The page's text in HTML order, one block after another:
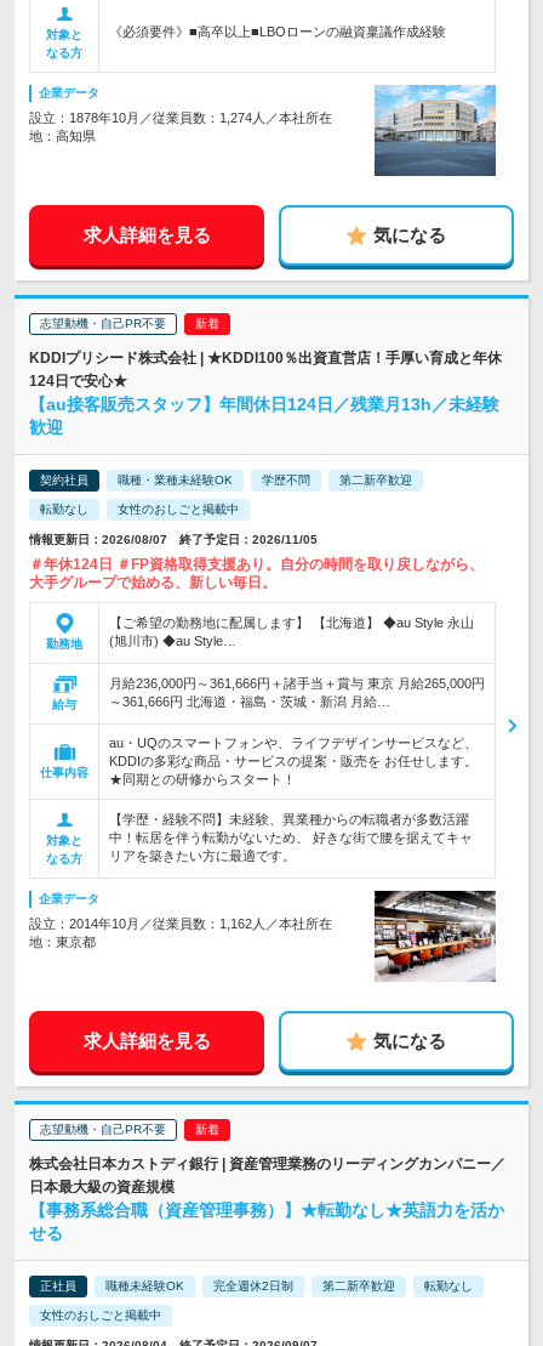
対象と
なる方
《必須要件》■高卒以上■LBOローンの融資稟議作成経験
企業データ
設立：1878年10月／従業員数：1,274人／本社所在
地：高知県
求人詳細を見る 気になる
志望動機・自己PR不要
KDDIプリシード株式会社 | ★KDDI100％出資直営店！手厚い育成と年休
124日で安心★
【au接客販売スタッフ】年間休日124日／残業月13h／未経験
歓迎
契約社員 職種・業種未経験OK 学歴不問 第二新卒歓迎
転勤なし 女性のおしごと掲載中
情報更新日：2026/08/07 終了予定日：2026/11/05
＃年休124日 ＃FP資格取得支援あり。自分の時間を取り戻しながら、
大手グループで始める、新しい毎日。
勤務地
【ご希望の勤務地に配属します】 【北海道】 ◆au Style 永山
(旭川市) ◆au Style…
給与
月給236,000円～361,666円＋諸手当＋賞与 東京 月給265,000円
～361,666円 北海道・福島・茨城・新潟 月給…
仕事内容
au・UQのスマートフォンや、ライフデザインサービスなど、
KDDIの多彩な商品・サービスの提案・販売を お任せします。
★同期との研修からスタート！
対象と
なる方
【学歴・経験不問】未経験、異業種からの転職者が多数活躍
中！転居を伴う転勤がないため、 好きな街で腰を据えてキャ
リアを築きたい方に最適です。
企業データ
設立：2014年10月／従業員数：1,162人／本社所在
地：東京都
求人詳細を見る 気になる
志望動機・自己PR不要
株式会社日本カストディ銀行 | 資産管理業務のリーディングカンパニー／
日本最大級の資産規模
【事務系総合職（資産管理事務）】★転勤なし★英語力を活か
せる
正社員 職種未経験OK 完全週休2日制 第二新卒歓迎 転勤なし
女性のおしごと掲載中